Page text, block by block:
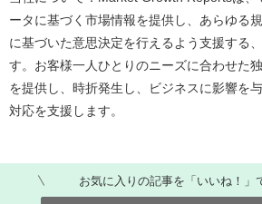
ータに基づく市場情報を提供し、あらゆる
に基づいた意思決定を行えるよう支援する
す。お客様一人ひとりのニーズに合わせた
を提供し、時折発生し、ビジネスに影響を
対応を支援します。
お気に入りの記事を「いいね！」